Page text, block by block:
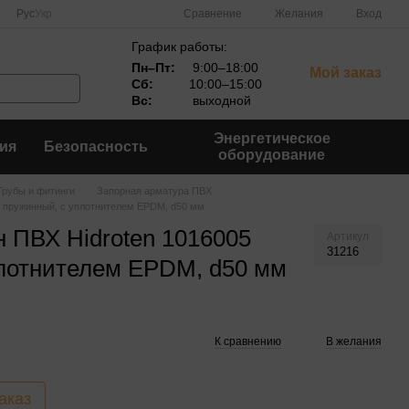
Рус Сравнение Желания Вход
График работы:
Пн–Пт:
9:00–18:00
Сб:
10:00–15:00
Вс:
выходной
Мой заказ
Безопасность
Энергетическое
оборудование
Трубы и фитинги
Запорная арматура ПВХ
с уплотнителем EPDM, d50 мм
ПВХ Hidroten 1016005
EPDM, d50 мм
31216
К сравнению В желания